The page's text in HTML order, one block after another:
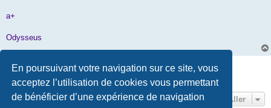
En poursuivant votre navigation sur ce site, vous
acceptez l’utilisation de cookies vous permettant
de bénéficier d’une expérience de navigation
a+
Odysseus
Répondre
3 messages • Page1sur 1
Aller